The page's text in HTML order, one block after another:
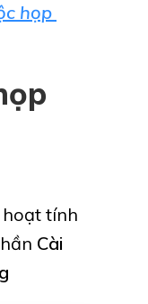
họp
tính
Cài